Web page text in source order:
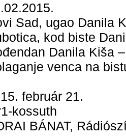
Sad, ugao Danila
kod biste
Danila Kiša
venca na
február 21.
kossuth
BÁNAT,